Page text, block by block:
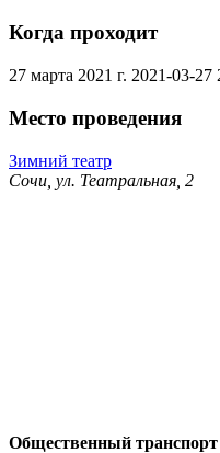
Когда проходит
27 марта 2021 г. 2021-03-27
Место проведения
Зимний театр
Сочи, ул. Театральная, 2
Общественный транспорт